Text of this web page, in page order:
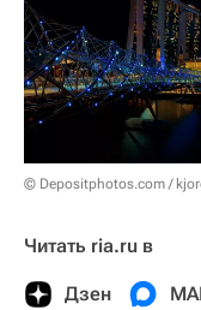
© Depositphotos.com /
Читать ria.ru в
Дзен